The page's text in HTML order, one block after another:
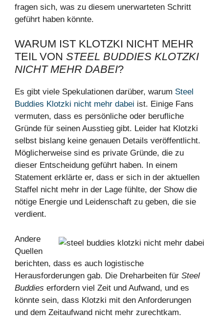
fragen sich, was zu diesem unerwarteten Schritt
geführt haben könnte.
WARUM IST KLOTZKI NICHT MEHR
TEIL VON STEEL BUDDIES KLOTZKI
NICHT MEHR DABEI?
Es gibt viele Spekulationen darüber, warum Steel
Buddies Klotzki nicht mehr dabei ist. Einige Fans
vermuten, dass es persönliche oder berufliche
Gründe für seinen Ausstieg gibt. Leider hat Klotzki
selbst bislang keine genauen Details veröffentlicht.
Möglicherweise sind es private Gründe, die zu
dieser Entscheidung geführt haben. In einem
Statement erklärte er, dass er sich in der aktuellen
Staffel nicht mehr in der Lage fühlte, der Show die
nötige Energie und Leidenschaft zu geben, die sie
verdient.
Andere
Quellen
berichten, dass es auch logistische
Herausforderungen gab. Die Dreharbeiten für Steel
Buddies erfordern viel Zeit und Aufwand, und es
könnte sein, dass Klotzki mit den Anforderungen
und dem Zeitaufwand nicht mehr zurechtkam.